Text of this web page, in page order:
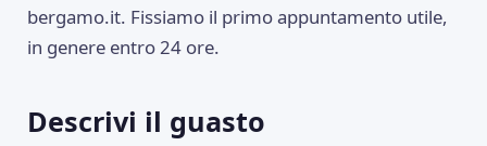
bergamo.it. Fissiamo il primo appuntamento utile,
in genere entro 24 ore.
Descrivi il guasto